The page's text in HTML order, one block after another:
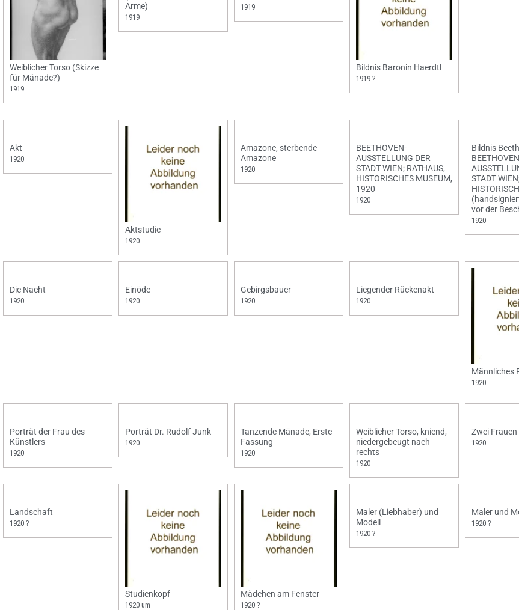
Weiblicher Torso (Skizze
für Mänade?)
1919
Arme)
1919
1919
Bildnis Baronin Haerdtl
1919 ?
Akt
1920
Aktstudie
1920
Amazone, sterbende
Amazone
1920
BEETHOVEN-
AUSSTELLUNG DER
STADT WIEN; RATHAUS,
HISTORISCHES MUSEUM,
1920
1920
Bildnis
STADT
vor der
1920
Die Nacht
1920
Einöde
1920
Gebirgsbauer
1920
Liegender Rückenakt
1920
Männliches
1920
Porträt der Frau des
Künstlers
1920
Porträt Dr. Rudolf Junk
1920
Tanzende Mänade, Erste
Fassung
1920
Weiblicher Torso, kniend,
niedergebeugt nach
rechts
1920
Zwei Frauen
1920
Landschaft
1920 ?
Studienkopf
1920 um
Mädchen am Fenster
1920 ?
Maler (Liebhaber) und
Modell
1920 ?
Maler und
1920 ?